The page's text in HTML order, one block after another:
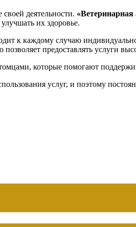
своей деятельности. «Ветеринарная
их здоровье.
к каждому случаю
предоставлять услуги
которые помогают
услуг, и поэтому